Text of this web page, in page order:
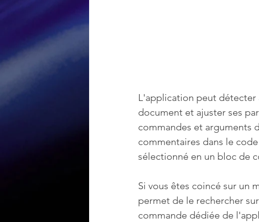
L'application peut
document et ajuster ses
commandes et arguments
commentaires dans le
sélectionné en un bloc de
Si vous êtes coincé sur un
permet de le rechercher
commande dédiée de